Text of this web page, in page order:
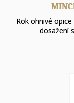
Rok ohnivé
dosažení